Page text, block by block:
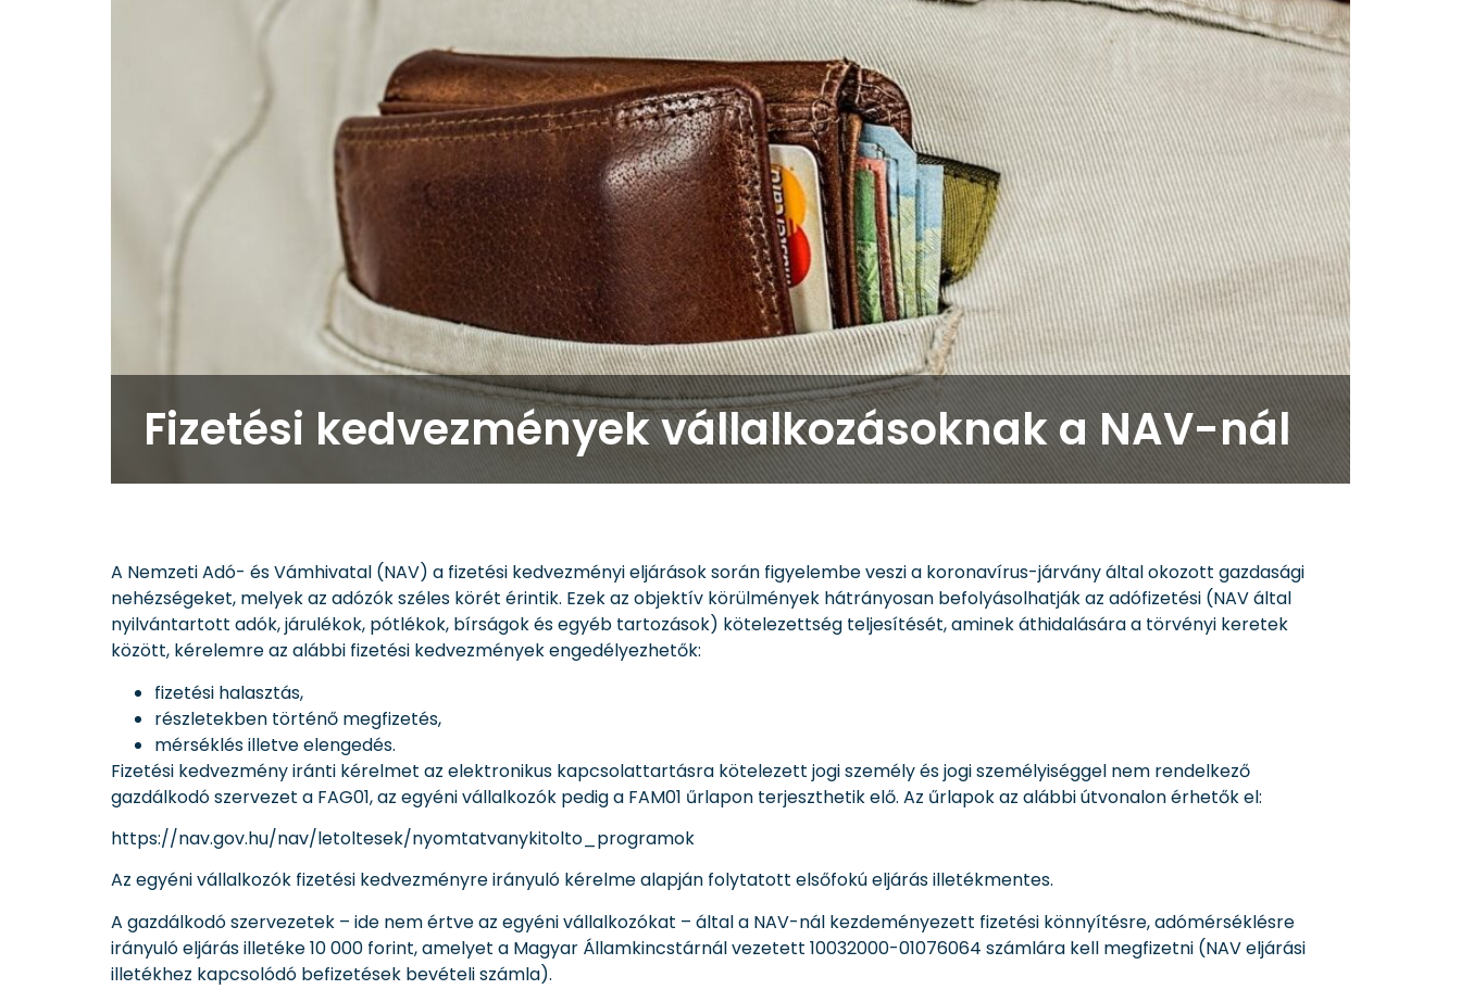
Fizetési kedvezmények vállalkozásoknak a NAV-nál
A Nemzeti Adó- és Vámhivatal (NAV) a fizetési kedvezményi eljárások során figyelembe veszi a koronavírus-járvány által okozott gazdasági
nehézségeket, melyek az adózók széles körét érintik. Ezek az objektív körülmények hátrányosan befolyásolhatják az adófizetési (NAV által
nyilvántartott adók, járulékok, pótlékok, bírságok és egyéb tartozások) kötelezettség teljesítését, aminek áthidalására a törvényi keretek
között, kérelemre az alábbi fizetési kedvezmények engedélyezhetők:
fizetési halasztás,
részletekben történő megfizetés,
mérséklés illetve elengedés.
Fizetési kedvezmény iránti kérelmet az elektronikus kapcsolattartásra kötelezett jogi személy és jogi személyiséggel nem rendelkező
gazdálkodó szervezet a FAG01, az egyéni vállalkozók pedig a FAM01 űrlapon terjeszthetik elő. Az űrlapok az alábbi útvonalon érhetők el:
https://nav.gov.hu/nav/letoltesek/nyomtatvanykitolto_programok
Az egyéni vállalkozók fizetési kedvezményre irányuló kérelme alapján folytatott elsőfokú eljárás illetékmentes.
A gazdálkodó szervezetek – ide nem értve az egyéni vállalkozókat – által a NAV-nál kezdeményezett fizetési könnyítésre, adómérséklésre
irányuló eljárás illetéke 10 000 forint, amelyet a Magyar Államkincstárnál vezetett 10032000-01076064 számlára kell megfizetni (NAV eljárási
illetékhez kapcsolódó befizetések bevételi számla).